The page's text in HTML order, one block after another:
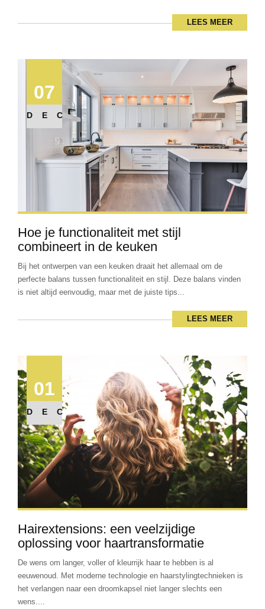
LEES MEER
07
DEC
Hoe je functionaliteit met stijl
combineert in de keuken
Bij het ontwerpen van een keuken draait het allemaal om de
perfecte balans tussen functionaliteit en stijl. Deze balans vinden
is niet altijd eenvoudig, maar met de juiste tips...
LEES MEER
01
DEC
Hairextensions: een veelzijdige
oplossing voor haartransformatie
De wens om langer, voller of kleurrijk haar te hebben is al
eeuwenoud. Met moderne technologie en haarstylingtechnieken is
het verlangen naar een droomkapsel niet langer slechts een
wens....